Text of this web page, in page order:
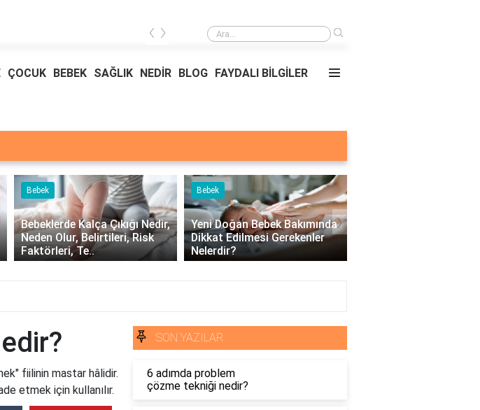
Yemekler ve nerede oldukları?
‹ ›
ÇOCUK BEBEK SAĞLIK NEDİR BLOG FAYDALI BİLGİLER
Bebek
Bebeklerde Kalça Çıkığı Nedir,
Neden Olur, Belirtileri, Risk
Faktörleri, Te..
Bebek
Yeni Doğan Bebek Bakımında
Dikkat Edilmesi Gerekenler
Nelerdir?
›
fiilinin mastar hâlidir.
etmek için kullanılır.
SON YAZILAR
6 adımda problem
çözme tekniği nedir?